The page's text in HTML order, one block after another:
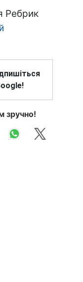
Ребрик
зручно!